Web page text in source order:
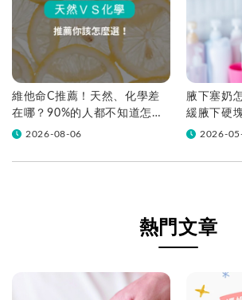
維他命C推薦！天然、化學差
在哪？90%的人都不知道怎麼
挑！帶你一次看
2026-08-06
腋下塞奶
緩腋下硬
2026-
熱門文章